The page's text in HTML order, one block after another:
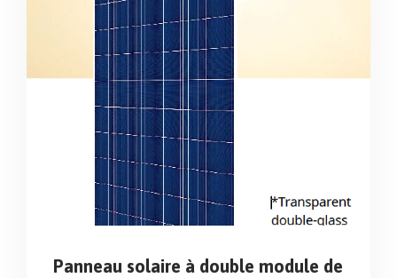
Panneau solaire à double module de